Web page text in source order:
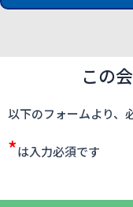
この
以下のフォームより、
*は入力必須です